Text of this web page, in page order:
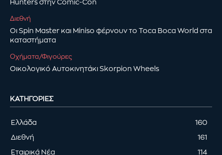
Hunters στην Comic-Con
Διεθνή
Οι Spin Master και Miniso φέρνουν το Toca Boca World στα
καταστήματα
Οχήματα/Φιγούρες
Οικολογικό Αυτοκινητάκι Skorpion Wheels
ΚΑΤΗΓΟΡΊΕΣ
Ελλάδα 160
Διεθνή 161
Εταιρικά Νέα 114